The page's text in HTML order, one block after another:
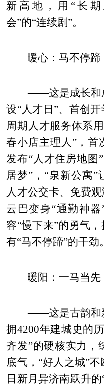
新高地，用“长
会”的“连续剧”。
暖心：马不停蹄
——这是成长和成
设“人才日”、首创
周期人才服务体系
春小店主理人”，首
发布“人才住房地图
居梦”，“泉新公寓”
人才公交卡、免费观
云巴变身“通勤神
容“慢下来”的勇气
有“马不停蹄”的干劲
暖阳：一马当先
——这是古韵和新
拥4200年建城史的
齐发”的硬核实力，
底气，“好人之城”
日新月异济南跃升